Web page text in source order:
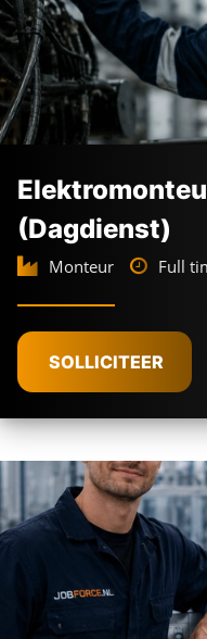
(Dagdienst)
Monteur Full
4.300 - 5.200
SOLLICITEER